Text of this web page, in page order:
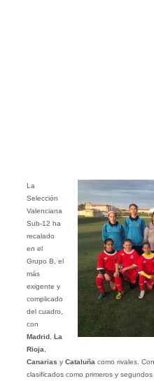
La
Selección
Valenciana
Sub-12 ha
recalado
en el
Grupo B, el
más
exigente y
complicado
del cuadro,
con
Madrid, La
Rioja
Canarias y Cataluña como rivales.
clasificados como primeros y